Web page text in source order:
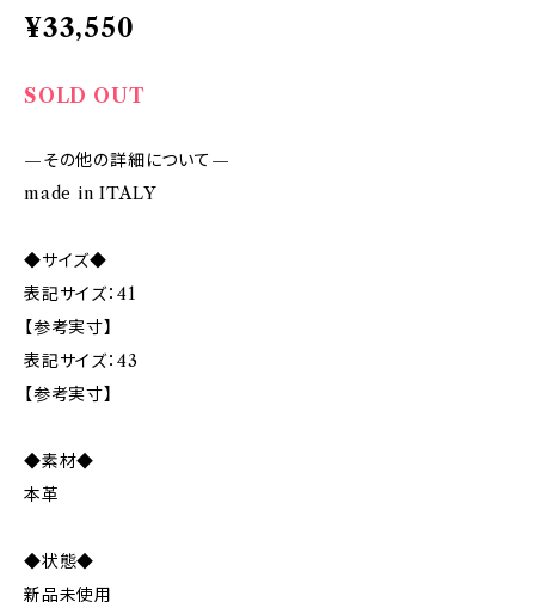
¥33,550
SOLD OUT
—その他の詳細について—
made in ITALY
◆サイズ◆
表記サイズ：41
【参考実寸】
表記サイズ：43
【参考実寸】
◆素材◆
本革
◆状態◆
新品未使用